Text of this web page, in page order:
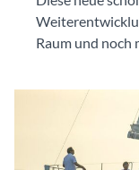
Raum und noch